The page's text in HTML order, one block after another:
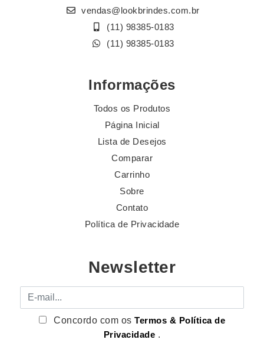
vendas@lookbrindes.com.br
(11) 98385-0183
(11) 98385-0183
Informações
Todos os Produtos
Página Inicial
Lista de Desejos
Comparar
Carrinho
Sobre
Contato
Política de Privacidade
Newsletter
E-mail
Concordo com osTermos & Política de
Privacidade .